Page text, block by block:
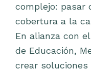
complejo: pasar
cobertura a la
En alianza con
de Educación,
crear